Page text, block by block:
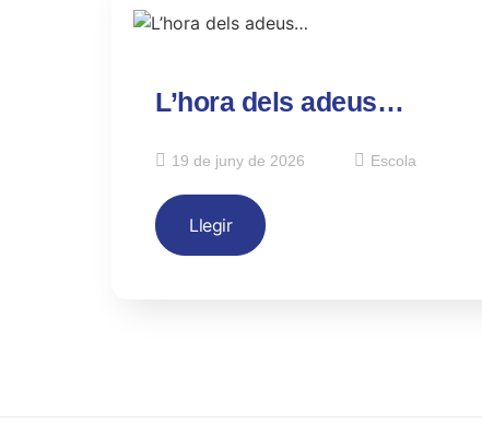
L’hora dels adeus…
19 de juny de 2026 Escola
Llegir